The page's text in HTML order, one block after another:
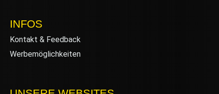
INFOS
Kontakt & Feedback
Werbemöglichkeiten